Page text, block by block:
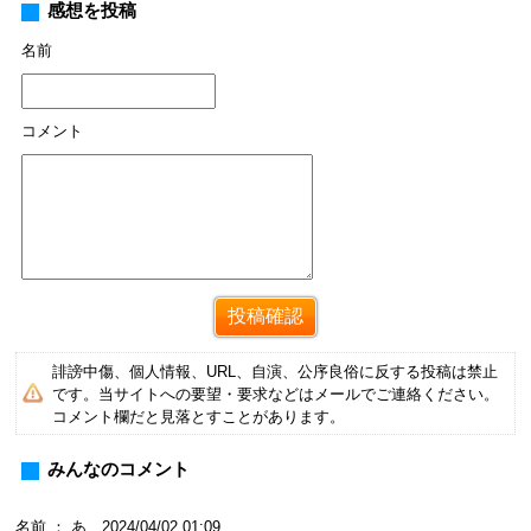
感想を投稿
名前
コメント
誹謗中傷、個人情報、URL、自演、公序良俗に反する投稿は禁止
です。当サイトへの要望・要求などはメールでご連絡ください。
コメント欄だと見落とすことがあります。
みんなのコメント
名前 ： あ 2024/04/02 01:09